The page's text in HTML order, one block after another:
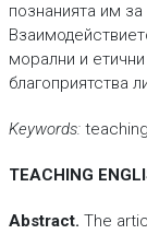
познанията им
морални и
благоприятства
Keywords:
TEACHING
Abstract. The